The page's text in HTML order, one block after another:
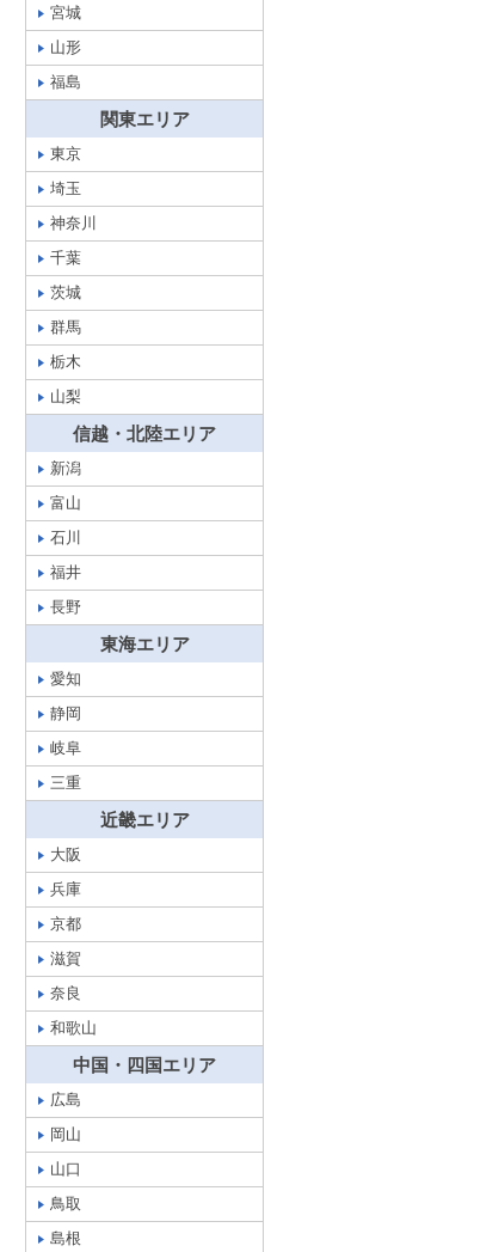
宮城
山形
福島
関東エリア
東京
埼玉
神奈川
千葉
茨城
群馬
栃木
山梨
信越・北陸エリア
新潟
富山
石川
福井
長野
東海エリア
愛知
静岡
岐阜
三重
近畿エリア
大阪
兵庫
京都
滋賀
奈良
和歌山
中国・四国エリア
広島
岡山
山口
鳥取
島根